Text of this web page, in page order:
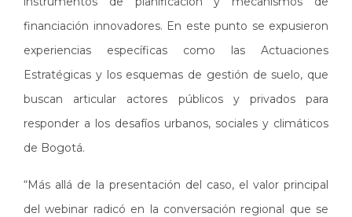
financiación innovadores. En este punto se expusieron
experiencias específicas como las Actuaciones
Estratégicas y los esquemas de gestión de suelo, que
buscan articular actores públicos y privados para
responder a los desafíos urbanos, sociales y climáticos
de Bogotá.
“Más allá de la presentación del caso, el valor principal
del webinar radicó en la conversación regional que se